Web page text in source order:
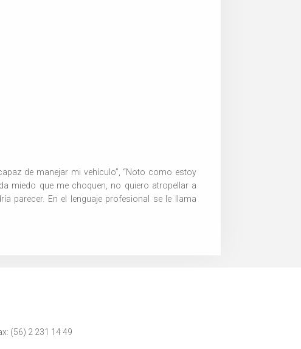
de manejar mi vehículo”, “Noto como estoy
miedo que me choquen, no quiero atropellar a
parecer. En el lenguaje profesional se le llama
(56) 2 231 14 49